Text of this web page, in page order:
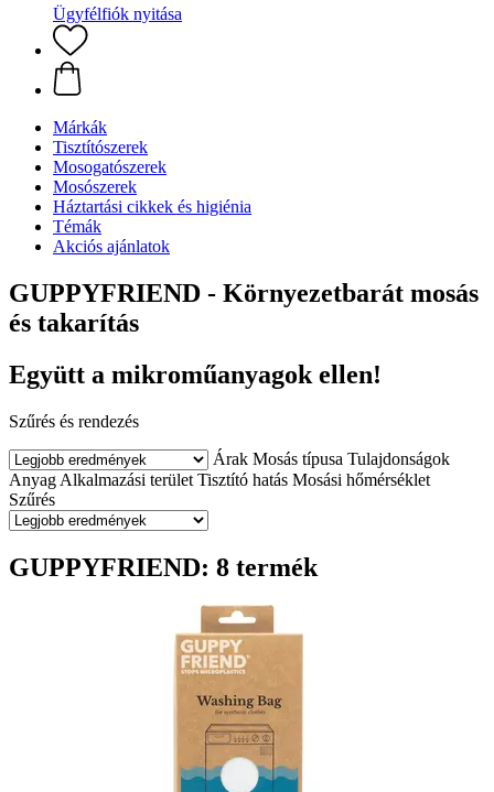
Ügyfélfiók nyitása
Márkák
Tisztítószerek
Mosogatószerek
Mosószerek
Háztartási cikkek és higiénia
Témák
Akciós ajánlatok
GUPPYFRIEND - Környezetbarát mosás
és takarítás
Együtt a mikroműanyagok ellen!
Szűrés és rendezés
Árak Mosás típusa Tulajdonságok
Anyag Alkalmazási terület Tisztító hatás Mosási hőmérséklet
Szűrés
GUPPYFRIEND: 8 termék